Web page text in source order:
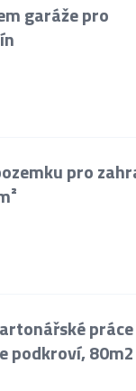
garáže pro
pro
podkroví, 80m2